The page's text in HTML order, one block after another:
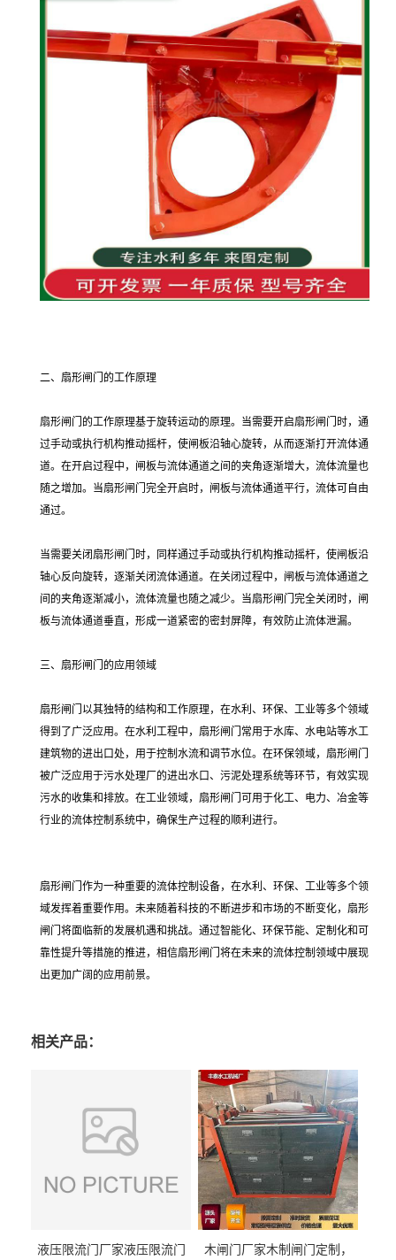
二、扇形闸门的工作原理
扇形闸门的工作原理基于旋转运动的原理。当需要开启扇形闸门时，通
过手动或执行机构推动摇杆，使闸板沿轴心旋转，从而逐渐打开流体通
道。在开启过程中，闸板与流体通道之间的夹角逐渐增大，流体流量也
随之增加。当扇形闸门完全开启时，闸板与流体通道平行，流体可自由
通过。
当需要关闭扇形闸门时，同样通过手动或执行机构推动摇杆，使闸板沿
轴心反向旋转，逐渐关闭流体通道。在关闭过程中，闸板与流体通道之
间的夹角逐渐减小，流体流量也随之减少。当扇形闸门完全关闭时，闸
板与流体通道垂直，形成一道紧密的密封屏障，有效防止流体泄漏。
三、扇形闸门的应用领域
扇形闸门以其独特的结构和工作原理，在水利、环保、工业等多个领域
得到了广泛应用。在水利工程中，扇形闸门常用于水库、水电站等水工
建筑物的进出口处，用于控制水流和调节水位。在环保领域，扇形闸门
被广泛应用于污水处理厂的进出水口、污泥处理系统等环节，有效实现
污水的收集和排放。在工业领域，扇形闸门可用于化工、电力、冶金等
行业的流体控制系统中，确保生产过程的顺利进行。
扇形闸门作为一种重要的流体控制设备，在水利、环保、工业等多个领
域发挥着重要作用。未来随着科技的不断进步和市场的不断变化，扇形
闸门将面临新的发展机遇和挑战。通过智能化、环保节能、定制化和可
靠性提升等措施的推进，相信扇形闸门将在未来的流体控制领域中展现
出更加广阔的应用前景。
相关产品：
液压限流门厂家液压限流门
木闸门厂家木制闸门定制，